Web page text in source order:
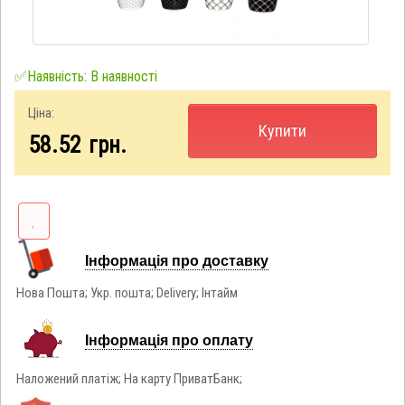
✅Наявність: В наявності
Ціна:
58.52 грн.
Купити
Інформація про доставку
Нова Пошта; Укр. пошта; Delivery; Інтайм
Інформація про оплату
Наложений платіж; На карту ПриватБанк;